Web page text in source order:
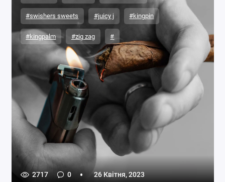
#swishers sweets #juicy j #kingpin
#kingpalm #zig zag #
2717 0 26 Квітня, 2023